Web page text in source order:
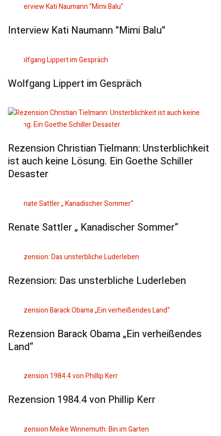
Interview Kati Naumann "Mimi Balu"
Wolfgang Lippert im Gespräch
Rezension Christian Tielmann: Unsterblichkeit
ist auch keine Lösung. Ein Goethe Schiller
Desaster
Renate Sattler „ Kanadischer Sommer“
Rezension: Das unsterbliche Luderleben
Rezension Barack Obama „Ein verheißendes
Land“
Rezension 1984.4 von Phillip Kerr